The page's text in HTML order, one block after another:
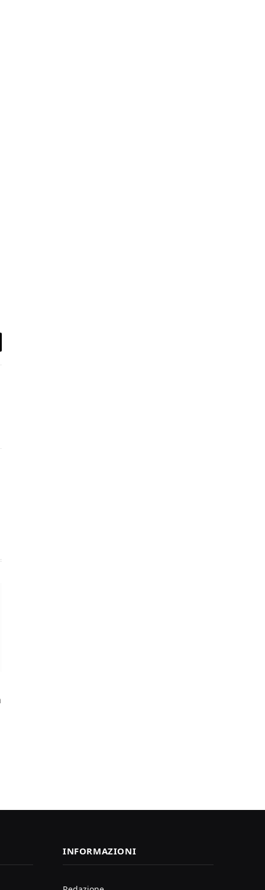
INFORMAZIONI